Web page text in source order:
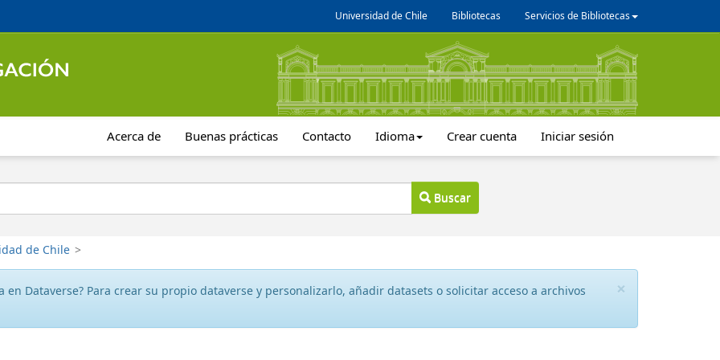
Universidad de Chile Bibliotecas Servicios de Bibliotecas
Acerca de Buenas prácticas Contacto Idioma Crear cuenta Iniciar sesión
Buscar
de Chile >
×
en Dataverse? Para crear su propio dataverse y personalizarlo, añadir datasets o solicitar acceso a archivos